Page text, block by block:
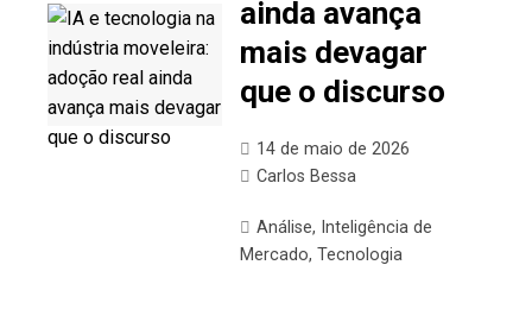
ainda avança
mais devagar
que o discurso
14 de maio de 2026
Carlos Bessa
Análise, Inteligência de
Mercado, Tecnologia